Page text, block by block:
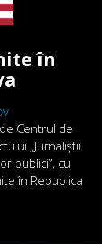
în
Centrul de
„Jurnaliștii
publici”, cu
în Republica